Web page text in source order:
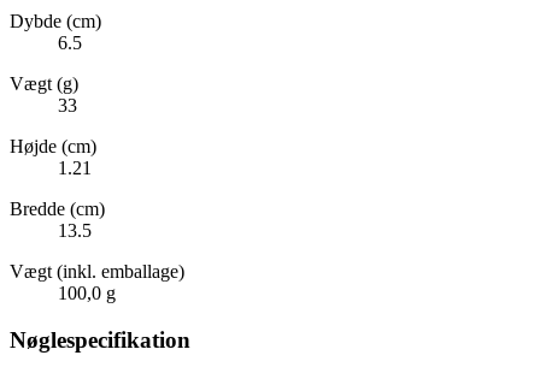
Dybde (cm)
6.5
Vægt (g)
33
Højde (cm)
1.21
Bredde (cm)
13.5
Vægt (inkl. emballage)
100,0 g
Nøglespecifikation